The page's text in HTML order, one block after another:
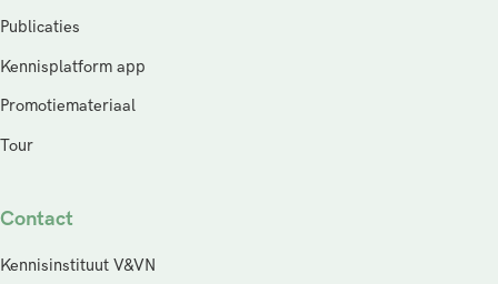
Publicaties
Kennisplatform app
Promotiemateriaal
Tour
Contact
Kennisinstituut V&VN